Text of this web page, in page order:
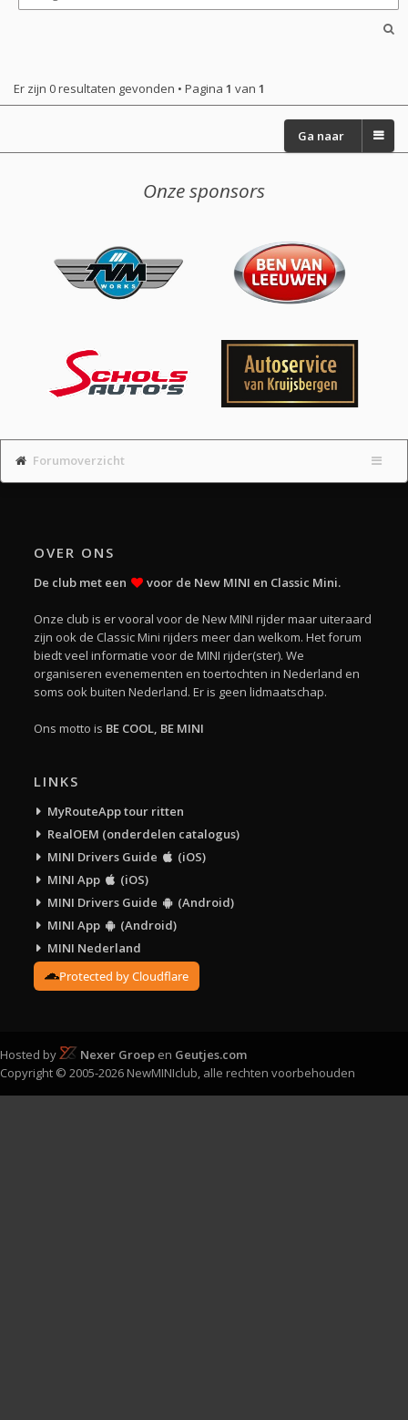
Er zijn 0 resultaten gevonden • Pagina 1 van 1
Ga naar
Onze sponsors
Forumoverzicht
OVER ONS
De club met een voor de New MINI en Classic Mini.
Onze club is er vooral voor de New MINI rijder maar uiteraard
zijn ook de Classic Mini rijders meer dan welkom. Het forum
biedt veel informatie voor de MINI rijder(ster). We
organiseren evenementen en toertochten in Nederland en
soms ook buiten Nederland. Er is geen lidmaatschap.
Ons motto is BE COOL, BE MINI
LINKS
MyRouteApp tour ritten
RealOEM (onderdelen catalogus)
MINI Drivers Guide
(iOS)
MINI App
(iOS)
MINI Drivers Guide
(Android)
MINI App
(Android)
MINI Nederland
Protected by Cloudflare
Hosted by Nexer Groep en Geutjes.com
Copyright © 2005-2026 NewMINIclub, alle rechten voorbehouden